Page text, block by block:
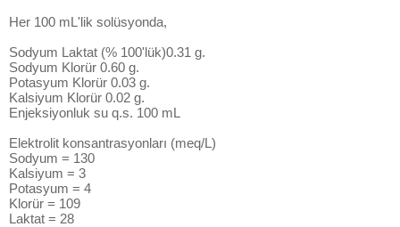
Her 100 mL'lik solüsyonda,
Sodyum Laktat (% 100'lük)0.31 g.
Sodyum Klorür 0.60 g.
Potasyum Klorür 0.03 g.
Kalsiyum Klorür 0.02 g.
Enjeksiyonluk su q.s. 100 mL
Elektrolit konsantrasyonları (meq/L)
Sodyum = 130
Kalsiyum = 3
Potasyum = 4
Klorür = 109
Laktat = 28